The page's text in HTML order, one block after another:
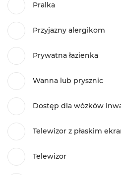
Pralka
Przyjazny alergikom
Prywatna łazienka
Wanna lub prysznic
Dostęp dla wózków
Telewizor z płaskim
Telewizor